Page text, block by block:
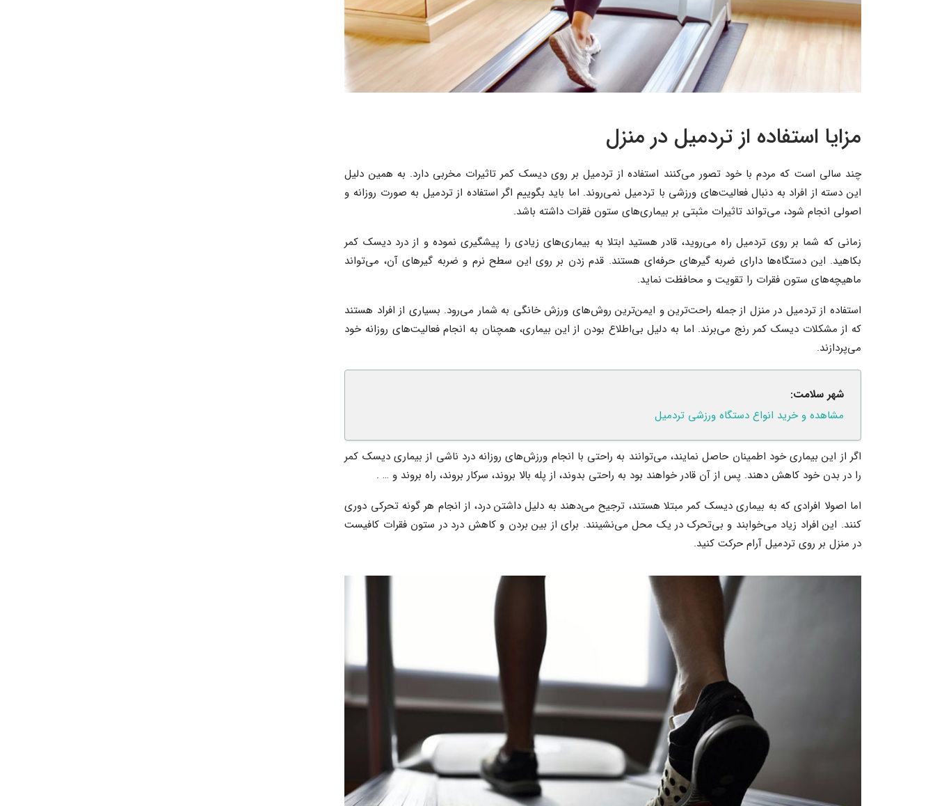
مزایا استفاده از تردمیل در منزل
چند سالی‌ است که مردم با خود تصور می‌کنند استفاده از تردمیل بر روی دیسک کمر تاثیرات مخربی دارد. به همین دلیل
این دسته از افراد به دنبال فعالیت‌های ورزشی با تردمیل نمی‌روند. اما باید بگوییم اگر استفاده از تردمیل به صورت روزانه و
اصولی انجام شود، می‌تواند تاثیرات مثبتی بر بیماری‌های ستون فقرات داشته باشد.
‌زمانی که شما بر روی تردمیل راه می‌روید، قادر هستید ابتلا به بیماری‌های زیادی را پیشگیری نموده و از درد دیسک کمر
بکاهید. این دستگاه‌ها دارای ضربه گیرهای حرفه‌ای هستند. قدم زدن بر روی این سطح نرم و ضربه گیرهای آن، می‌تواند
ماهیچه‌های ستون فقرات را تقویت و محافظت نماید.
استفاده از تردمیل در منزل از جمله راحت‌ترین و ایمن‌ترین روش‌های ورزش خانگی به شمار می‌رود. بسیاری از افراد هستند
که از مشکلات دیسک کمر رنج می‌برند. اما به دلیل بی‌اطلاع بودن از این بیماری، همچنان به انجام فعالیت‌های روزانه خود
می‌پردازند.
شهر سلامت:
مشاهده و خرید انواع دستگاه ورزشی تردمیل
اگر از این بیماری خود اطمینان حاصل نمایند، می‌توانند به راحتی با انجام ورزش‌های روزانه درد ناشی از بیماری دیسک کمر
را در بدن خود کاهش دهند. پس از آن قادر خواهند بود به راحتی بدوند، از پله بالا بروند، سرکار بروند، راه بروند و … .
اما اصولا افرادی که به بیماری دیسک کمر مبتلا هستند، ترجیح می‌دهند به دلیل داشتن درد، از انجام هر گونه تحرکی دوری
کنند. این افراد زیاد می‌خوابند و بی‌تحرک در یک محل می‌نشینند. برای از بین بردن و کاهش درد در ستون فقرات کافیست
در منزل بر روی تردمیل آرام حرکت کنید.